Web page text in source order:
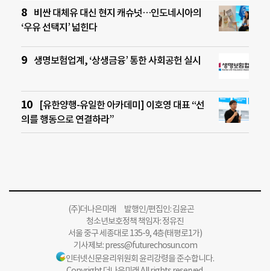
비싼 대체유 대신 현지 캐슈넛…인도네시아의
‘우유 선택지’ 넓힌다
생명보험업계, ‘상생금융’ 통한 사회공헌 실시
[유한양행-유일한 아카데미] 이호영 대표 “선
의를 행동으로 연결하라”
(주)더나은미래 발행인/편집인: 김윤곤
청소년보호정책 책임자: 정유진
서울 중구 세종대로 135-9, 4층(태평로1가)
기사제보:press@futurechosun.com
인터넷신문윤리위원회 윤리강령을 준수합니다.